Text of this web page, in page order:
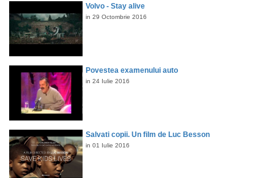
Volvo - Stay alive
in 29 Octombrie 2016
Povestea examenului auto
in 24 Iulie 2016
Salvati copii. Un film de Luc Besson
in 01 Iulie 2016